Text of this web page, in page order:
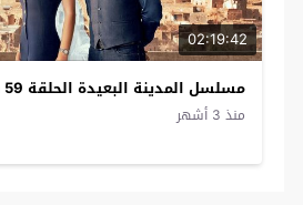
02:19:42
مسلسل المدينة البعيدة الحلقة 59 قرمزي
منذ 3 أشهر